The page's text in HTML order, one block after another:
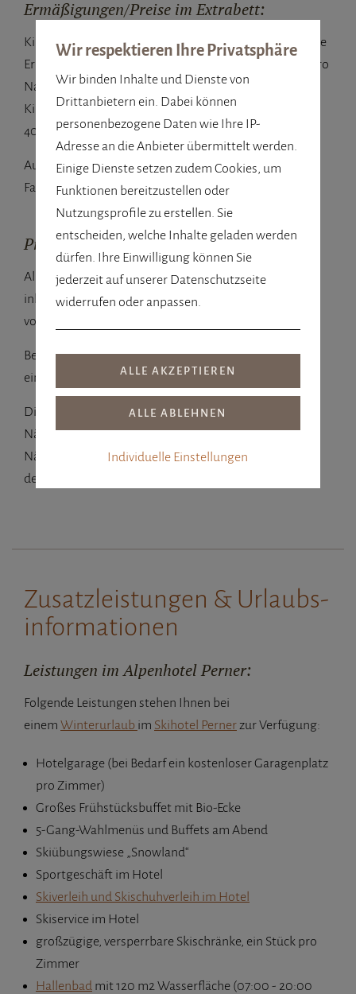
Ermäßigungen/Preise im Extrabett:
Kinder erhalten im Zimmer der Eltern (2 Vollzahler) eine
Ermäßigung. Kleinkinder bis 3 Jahre bezahlen € 50,-- pro
Nacht und Kinder von 3 bis 6 Jahre € 80,-- pro Nacht.
Kinder von 7 bis 14 Jahre erhalten eine Ermäßigung von
40%, ab 15 Jahren 20% Ermäßigung.
Ausgenommen Familienzimmer, Familienzimmer +,
Familienzimmer Premium und Familien-Appartements
Preise:
Alle Preise verstehen sich in Euro pro Person/Nacht
inklusive Halbpension exkl. Ortstaxe (Änderungen
vorbehalten).
Bei einem Aufenhalt von 1 - 2 Nächten verrechnen wir
einen Aufpreis von Euro 15,-- pro Person und Nacht.
Die allgemeine Ortstaxe beträgt € 4,00 (€ 3,50
Nächtigungsabgabe und € 0,50 Mobilitätsbeitrag) pro
Nächtigung und Person (Personen bis zur Vollendung
des 15. Lebensjahres sind befreit).
Zusatz­leistungen & Urlaubs­
informationen
Leistungen im Alpenhotel Perner:
Folgende Leistungen stehen Ihnen bei
einem Winterurlaub im Skihotel Pernerzur Verfügung:
Hotelgarage (bei Bedarf ein kostenloser Garagenplatz
pro Zimmer)
Großes Frühstücksbuffet mit Bio-Ecke
5-Gang-Wahlmenüs und Buffets am Abend
Skiübungswiese „Snowland“
Sportgeschäft im Hotel
Skiverleih und Skischuhverleih im Hotel
Skiservice im Hotel
großzügige, versperrbare Skischränke, ein Stück pro
Zimmer
Hallenbad mit 120 m2 Wasserfläche (07:00 - 20:00
Wir respektieren Ihre Privatsphäre
Wir binden Inhalte und Dienste von
Drittanbietern ein. Dabei können
personenbezogene Daten wie Ihre IP-
Adresse an die Anbieter übermittelt werden.
Einige Dienste setzen zudem Cookies, um
Funktionen bereitzustellen oder
Nutzungsprofile zu erstellen. Sie
entscheiden, welche Inhalte geladen werden
dürfen. Ihre Einwilligung können Sie
jederzeit auf unserer Datenschutzseite
widerrufen oder anpassen.
Individuelle Einstellungen